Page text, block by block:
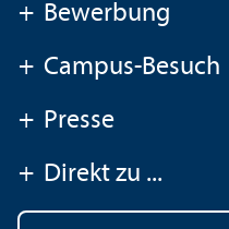
+ Bewerbung
+ Campus-Besuch
+ Presse
+ Direkt zu ...